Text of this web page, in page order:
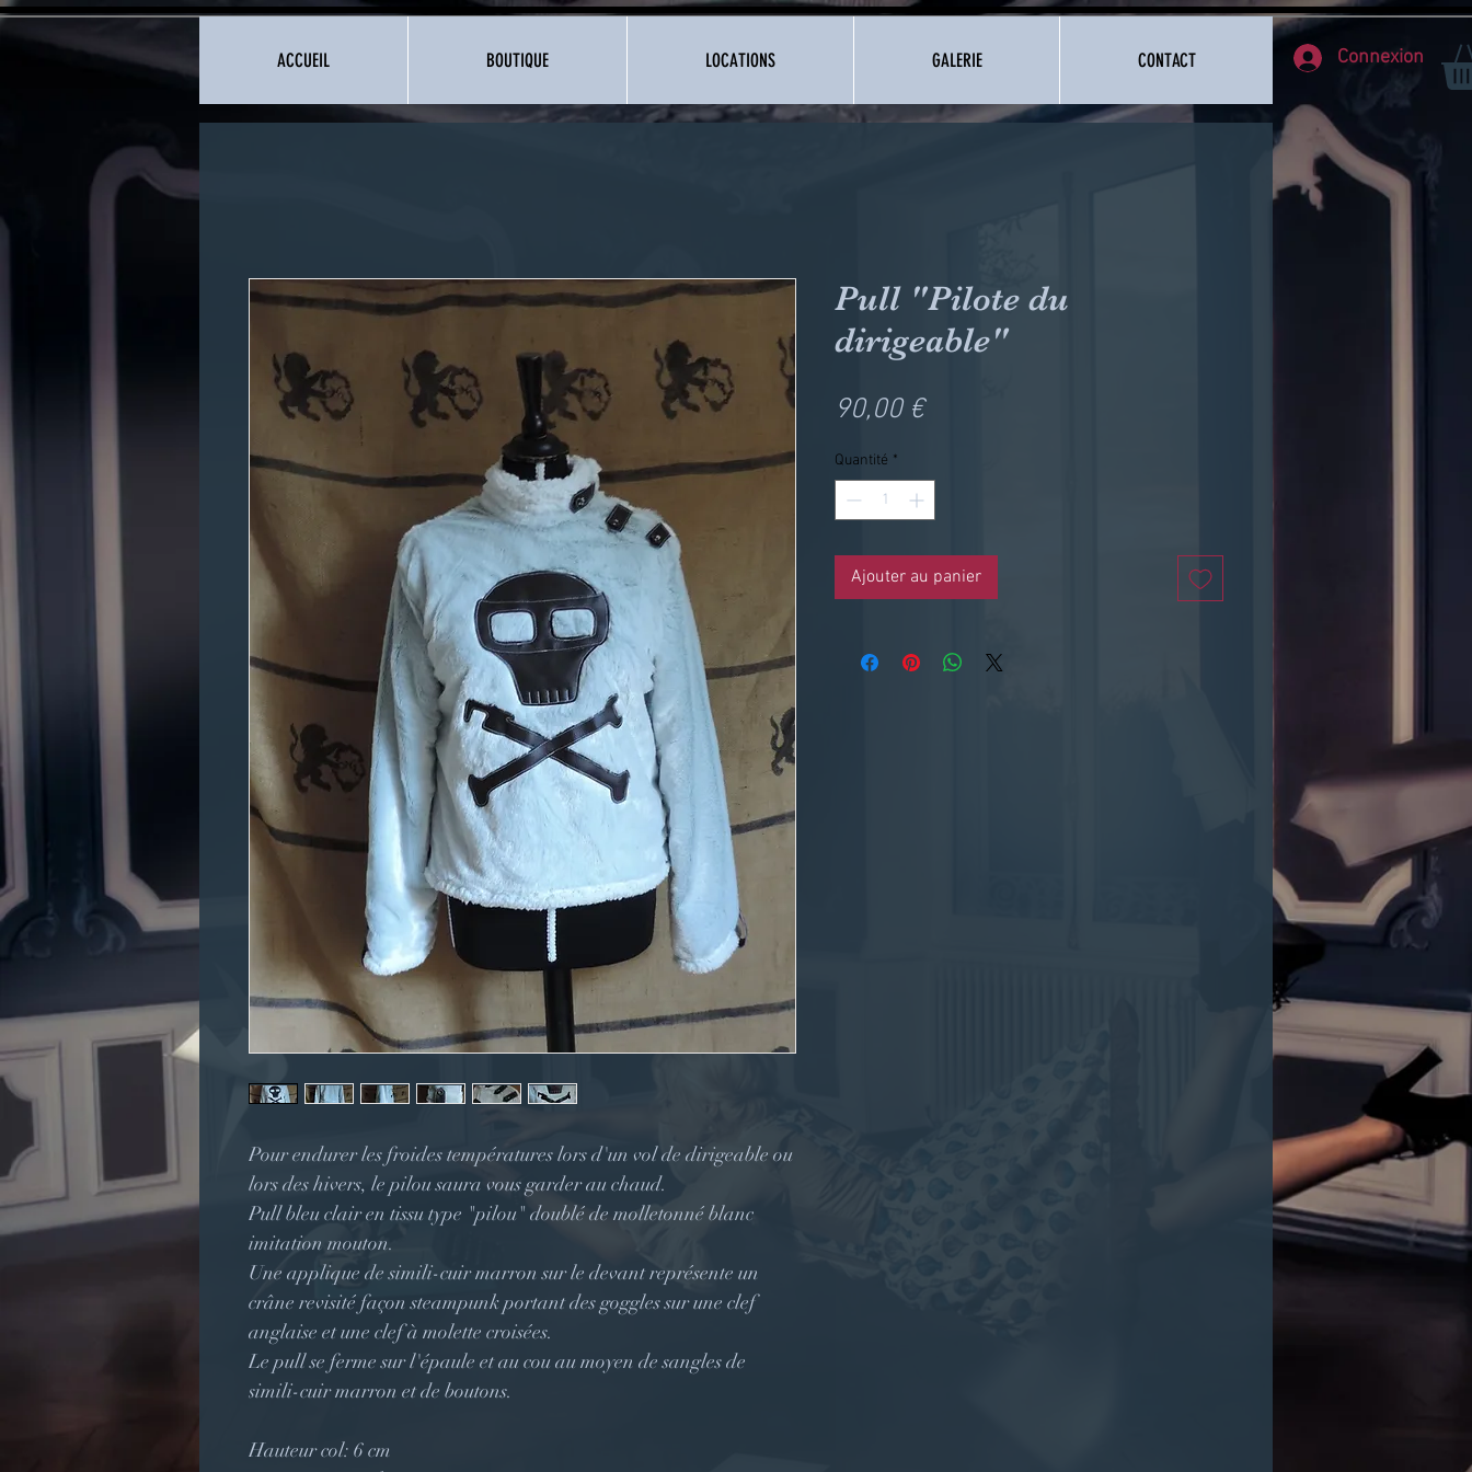
ACCUEIL BOUTIQUE LOCATIONS GALERIE CONTACT Connexion
Pour endurer les froides températures lors d'un vol de dirigeable ou
lors des hivers, le pilou saura vous garder au chaud.
Pull bleu clair en tissu type "pilou" doublé de molletonné blanc
imitation mouton.
Une applique de simili-cuir marron sur le devant représente un
crâne revisité façon steampunk portant des goggles sur une clef
anglaise et une clef à molette croisées.
Le pull se ferme sur l'épaule et au cou au moyen de sangles de
simili-cuir marron et de boutons.
Hauteur col: 6 cm
Pull "Pilote du
dirigeable"
90,00 €Prix
Quantité *
Ajouter au panier